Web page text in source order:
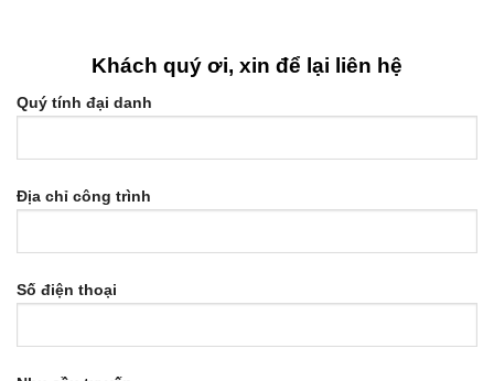
Khách quý ơi, xin để lại liên hệ
Quý tính đại danh
Địa chỉ công trình
Số điện thoại